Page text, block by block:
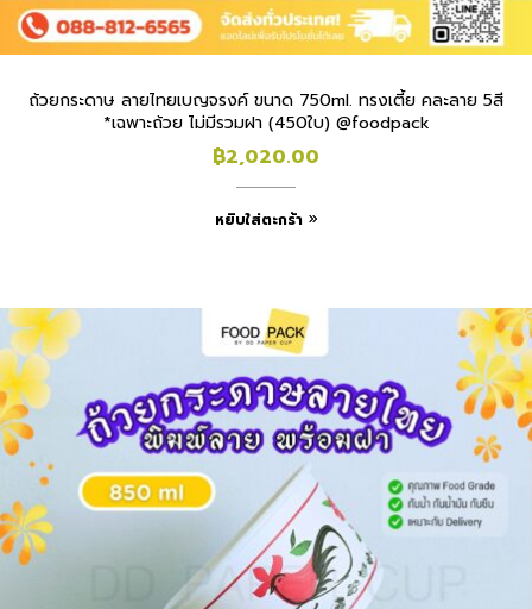
ถ้วยกระดาษ ลายไทยเบญจรงค์ ขนาด 750ml. ทรงเตี้ย คละลาย 5สี
*เฉพาะถ้วย ไม่มีรวมฝา (450ใบ) @foodpack
฿2,020.00
หยิบใส่ตะกร้า